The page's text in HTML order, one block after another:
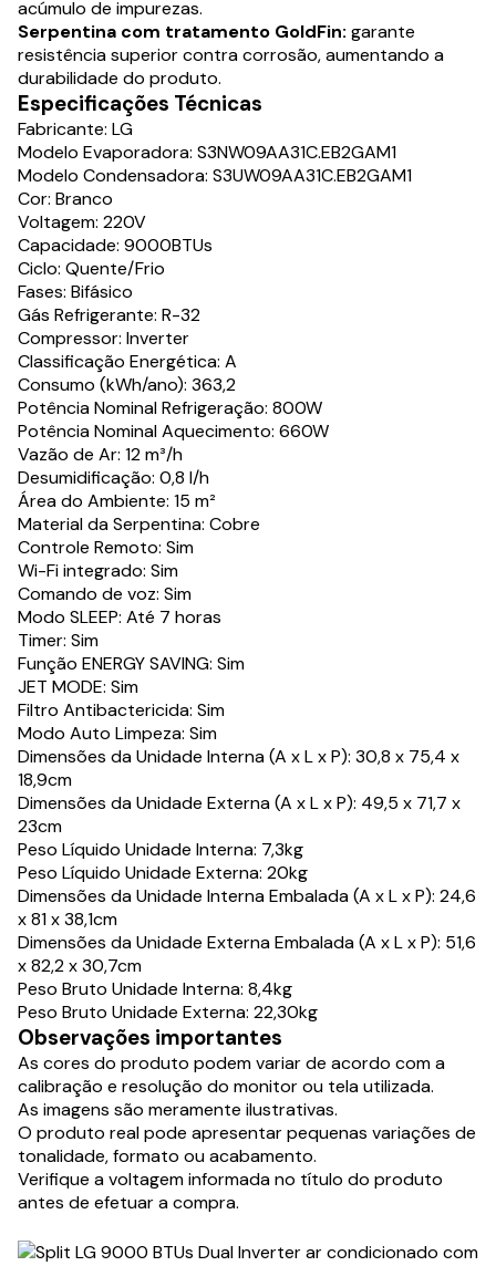
acúmulo de impurezas.
Serpentina com tratamento GoldFin: garante
resistência superior contra corrosão, aumentando a
durabilidade do produto.
Especificações Técnicas
Fabricante: LG
Modelo Evaporadora: S3NW09AA31C.EB2GAM1
Modelo Condensadora: S3UW09AA31C.EB2GAM1
Cor: Branco
Voltagem: 220V
Capacidade: 9000BTUs
Ciclo: Quente/Frio
Fases: Bifásico
Gás Refrigerante: R-32
Compressor: Inverter
Classificação Energética: A
Consumo (kWh/ano): 363,2
Potência Nominal Refrigeração: 800W
Potência Nominal Aquecimento: 660W
Vazão de Ar: 12 m³/h
Desumidificação: 0,8 l/h
Área do Ambiente: 15 m²
Material da Serpentina: Cobre
Controle Remoto: Sim
Wi-Fi integrado: Sim
Comando de voz: Sim
Modo SLEEP: Até 7 horas
Timer: Sim
Função ENERGY SAVING: Sim
JET MODE: Sim
Filtro Antibactericida: Sim
Modo Auto Limpeza: Sim
Dimensões da Unidade Interna (A x L x P): 30,8 x 75,4 x
18,9cm
Dimensões da Unidade Externa (A x L x P): 49,5 x 71,7 x
23cm
Peso Líquido Unidade Interna: 7,3kg
Peso Líquido Unidade Externa: 20kg
Dimensões da Unidade Interna Embalada (A x L x P): 24,6
x 81 x 38,1cm
Dimensões da Unidade Externa Embalada (A x L x P): 51,6
x 82,2 x 30,7cm
Peso Bruto Unidade Interna: 8,4kg
Peso Bruto Unidade Externa: 22,30kg
Observações importantes
As cores do produto podem variar de acordo com a
calibração e resolução do monitor ou tela utilizada.
As imagens são meramente ilustrativas.
O produto real pode apresentar pequenas variações de
tonalidade, formato ou acabamento.
Verifique a voltagem informada no título do produto
antes de efetuar a compra.